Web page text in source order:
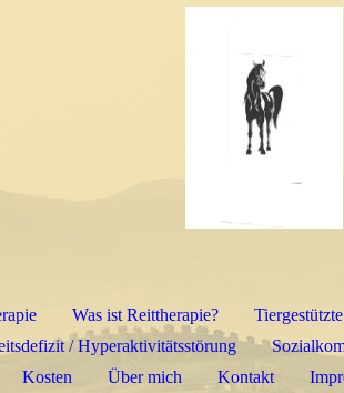
Was ist Reittherapie?
/ Hyperaktivitätsstörung
Kosten Über mich Kontakt